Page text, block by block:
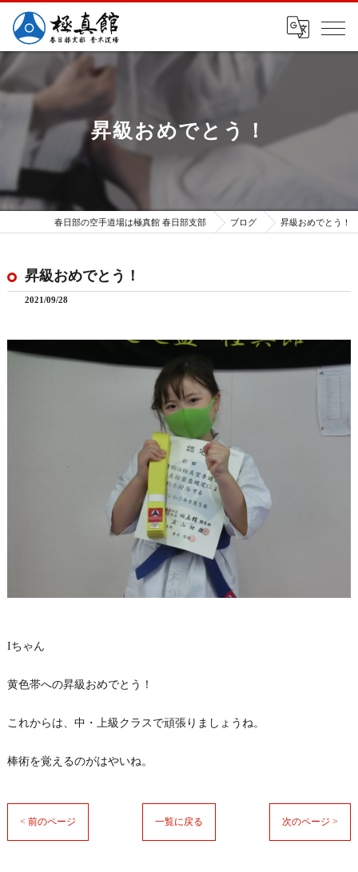
昇級おめでとう！
春日部の空手道場は極真館 春日部支部 ブログ 昇級おめでとう！
昇級おめでとう！
2021/09/28
Iちゃん
黄色帯への昇級おめでとう！
これからは、中・上級クラスで頑張りましょうね。
棒術を覚えるのがはやいね。
< 前のページ 一覧に戻る 次のページ >